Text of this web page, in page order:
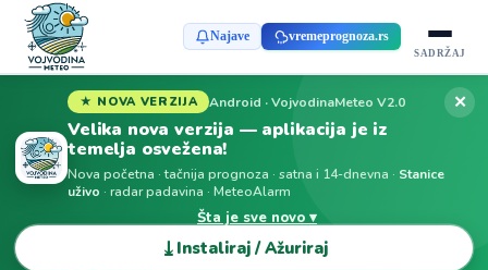
Najave vremeprognoza.rs
SADRŽAJ
★ NOVA VERZIJA Android · VojvodinaMeteo V2.0
Velika nova verzija — aplikacija je iz
temelja osvežena!
Nova početna · tačnija prognoza · satna i 14-dnevna · Stanice
uživo · radar padavina · MeteoAlarm
Šta je sve novo ▾
⤓ Instaliraj / Ažuriraj
✕